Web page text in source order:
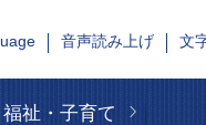
音声読み上げ 文
祉・子育て